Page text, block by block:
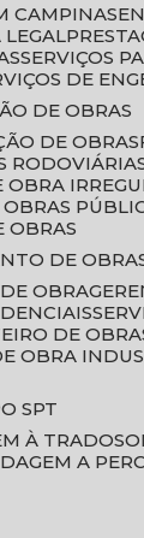
CAMPINAS
LEGAL
SERVIÇOS
DE
DE OBRAS
DE OBRAS
OBRA
OBRAS
OBRAS
DE
OBRA
DE
OBRA
SPT
À TRADO
A